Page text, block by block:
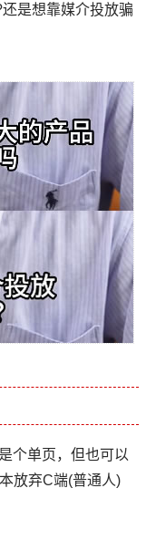
是想靠媒介投放骗
个单页，但也可以
放弃C端(普通人)